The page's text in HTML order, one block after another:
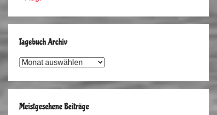
Tagebuch Archiv
Tagebuch
Meistgesehene Beiträge